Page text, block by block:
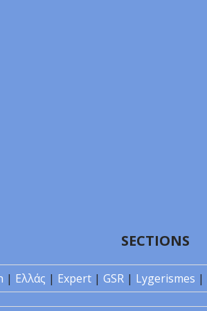
SECTIONS
| Ελλάς | Expert | GSR | Lygerismes |